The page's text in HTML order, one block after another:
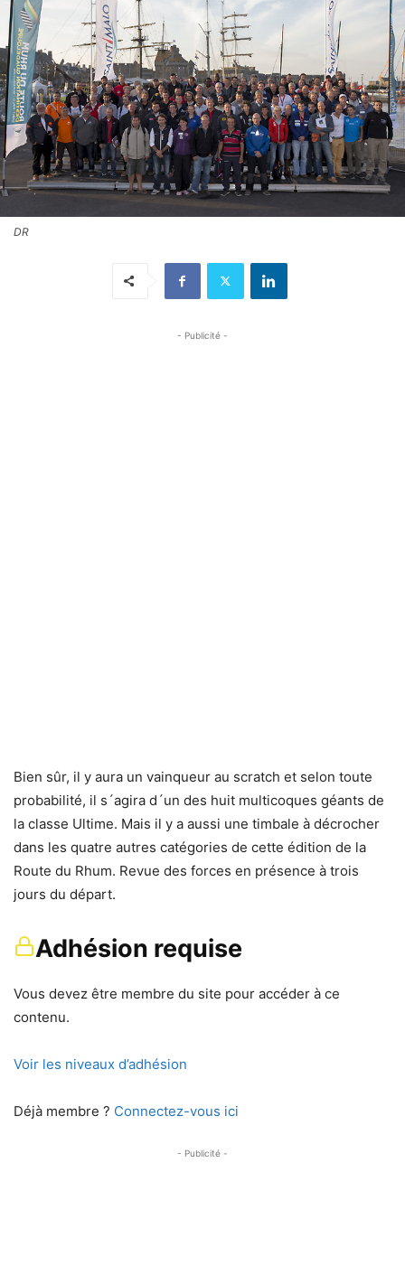
DR
- Publicité -
Bien sûr, il y aura un vainqueur au scratch et selon toute
probabilité, il s´agira d´un des huit multicoques géants de
la classe Ultime. Mais il y a aussi une timbale à décrocher
dans les quatre autres catégories de cette édition de la
Route du Rhum. Revue des forces en présence à trois
jours du départ.
Adhésion requise
Vous devez être membre du site pour accéder à ce
contenu.
Voir les niveaux d’adhésion
Déjà membre ? Connectez-vous ici
- Publicité -